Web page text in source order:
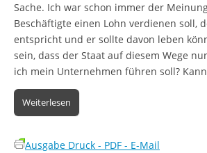
Sache. Ich war schon immer der
Beschäftigte einen Lohn verdienen soll,
entspricht und er sollte davon leben
sein, dass der Staat auf diesem Wege
ich mein Unternehmen führen soll?
Weiterlesen
Ausgabe Druck - PDF - E-Mail